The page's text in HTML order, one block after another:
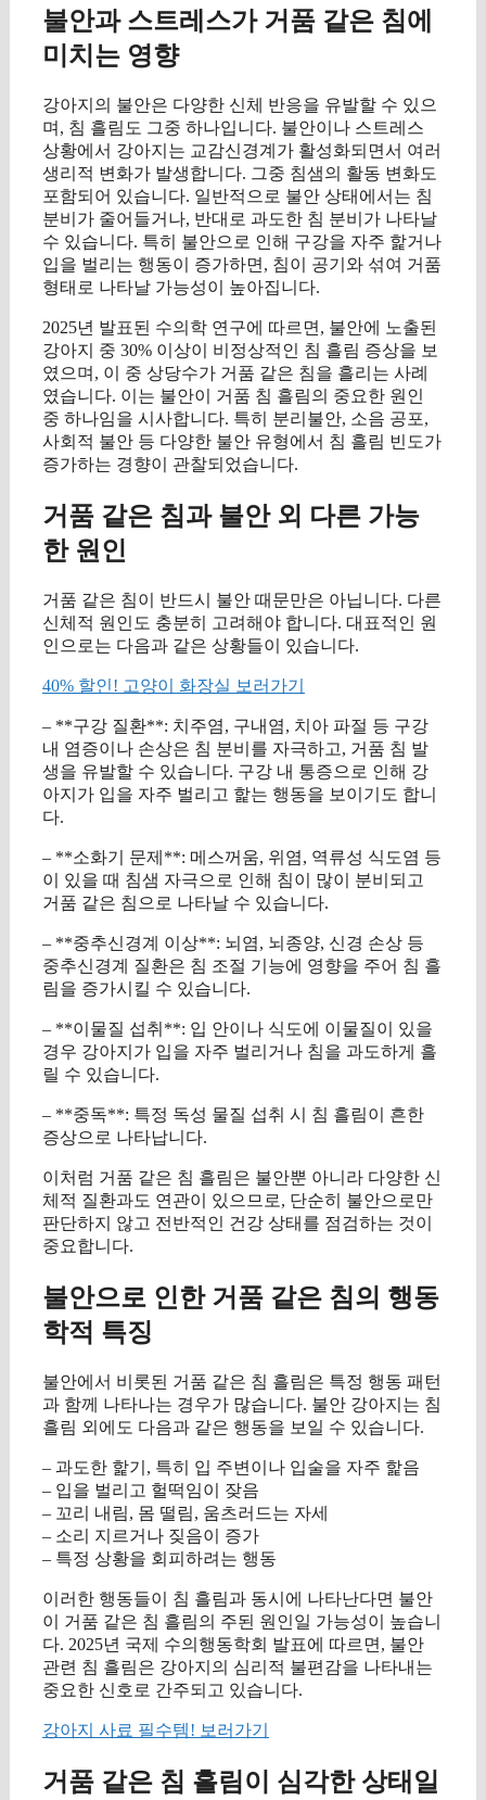
불안과 스트레스가 거품 같은 침에
미치는 영향
강아지의 불안은 다양한 신체 반응을 유발할 수 있으
며, 침 흘림도 그중 하나입니다. 불안이나 스트레스
상황에서 강아지는 교감신경계가 활성화되면서 여러
생리적 변화가 발생합니다. 그중 침샘의 활동 변화도
포함되어 있습니다. 일반적으로 불안 상태에서는 침
분비가 줄어들거나, 반대로 과도한 침 분비가 나타날
수 있습니다. 특히 불안으로 인해 구강을 자주 핥거나
입을 벌리는 행동이 증가하면, 침이 공기와 섞여 거품
형태로 나타날 가능성이 높아집니다.
2025년 발표된 수의학 연구에 따르면, 불안에 노출된
강아지 중 30% 이상이 비정상적인 침 흘림 증상을 보
였으며, 이 중 상당수가 거품 같은 침을 흘리는 사례
였습니다. 이는 불안이 거품 침 흘림의 중요한 원인
중 하나임을 시사합니다. 특히 분리불안, 소음 공포,
사회적 불안 등 다양한 불안 유형에서 침 흘림 빈도가
증가하는 경향이 관찰되었습니다.
거품 같은 침과 불안 외 다른 가능
한 원인
거품 같은 침이 반드시 불안 때문만은 아닙니다. 다른
신체적 원인도 충분히 고려해야 합니다. 대표적인 원
인으로는 다음과 같은 상황들이 있습니다.
40% 할인! 고양이 화장실 보러가기
– **구강 질환**: 치주염, 구내염, 치아 파절 등 구강
내 염증이나 손상은 침 분비를 자극하고, 거품 침 발
생을 유발할 수 있습니다. 구강 내 통증으로 인해 강
아지가 입을 자주 벌리고 핥는 행동을 보이기도 합니
다.
– **소화기 문제**: 메스꺼움, 위염, 역류성 식도염 등
이 있을 때 침샘 자극으로 인해 침이 많이 분비되고
거품 같은 침으로 나타날 수 있습니다.
– **중추신경계 이상**: 뇌염, 뇌종양, 신경 손상 등
중추신경계 질환은 침 조절 기능에 영향을 주어 침 흘
림을 증가시킬 수 있습니다.
– **이물질 섭취**: 입 안이나 식도에 이물질이 있을
경우 강아지가 입을 자주 벌리거나 침을 과도하게 흘
릴 수 있습니다.
– **중독**: 특정 독성 물질 섭취 시 침 흘림이 흔한
증상으로 나타납니다.
이처럼 거품 같은 침 흘림은 불안뿐 아니라 다양한 신
체적 질환과도 연관이 있으므로, 단순히 불안으로만
판단하지 않고 전반적인 건강 상태를 점검하는 것이
중요합니다.
불안으로 인한 거품 같은 침의 행동
학적 특징
불안에서 비롯된 거품 같은 침 흘림은 특정 행동 패턴
과 함께 나타나는 경우가 많습니다. 불안 강아지는 침
흘림 외에도 다음과 같은 행동을 보일 수 있습니다.
– 과도한 핥기, 특히 입 주변이나 입술을 자주 핥음
– 입을 벌리고 헐떡임이 잦음
– 꼬리 내림, 몸 떨림, 움츠러드는 자세
– 소리 지르거나 짖음이 증가
– 특정 상황을 회피하려는 행동
이러한 행동들이 침 흘림과 동시에 나타난다면 불안
이 거품 같은 침 흘림의 주된 원인일 가능성이 높습니
다. 2025년 국제 수의행동학회 발표에 따르면, 불안
관련 침 흘림은 강아지의 심리적 불편감을 나타내는
중요한 신호로 간주되고 있습니다.
강아지 사료 필수템! 보러가기
거품 같은 침 흘림이 심각한 상태일